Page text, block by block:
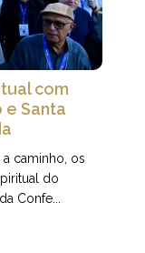
com
e Santa
caminho, os
do
Confe...